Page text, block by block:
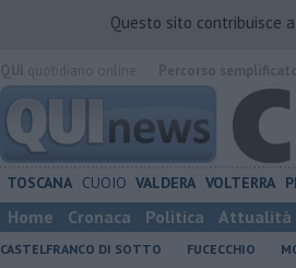
Questo sito contribuisce
TOSCANA CUOIO VALDERA VOLTERRA
Home Cronaca Politica Attualità
CASTELFRANCO DI SOTTO FUCECCHIO